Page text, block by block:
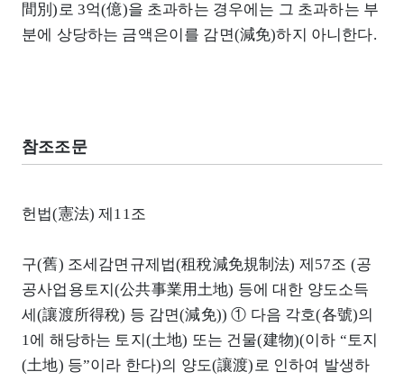
間別)로 3억(億)을 초과하는 경우에는 그 초과하는 부
분에 상당하는 금액은이를 감면(減免)하지 아니한다.
참조조문
헌법(憲法) 제11조
구(舊) 조세감면규제법(租稅減免規制法) 제57조 (공
공사업용토지(公共事業用土地) 등에 대한 양도소득
세(讓渡所得稅) 등 감면(減免)) ① 다음 각호(各號)의
1에 해당하는 토지(土地) 또는 건물(建物)(이하 “토지
(土地) 등”이라 한다)의 양도(讓渡)로 인하여 발생하